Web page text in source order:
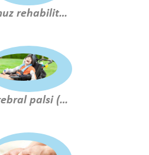
Omuz rehabilitasyonu
Serebral palsi (cp) rehabilitasyonu